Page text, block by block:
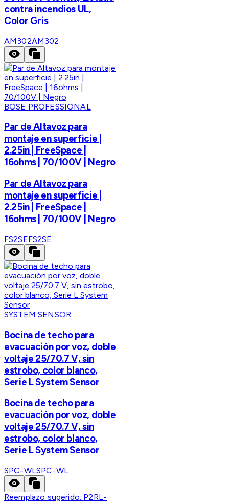
contra incendios UL,
Color Gris
AM302AM302
BOSE PROFESSIONAL
Par de Altavoz para
montaje en superficie |
2.25in | FreeSpace |
16ohms | 70/100V | Negro
Par de Altavoz para
montaje en superficie |
2.25in | FreeSpace |
16ohms | 70/100V | Negro
FS2SEFS2SE
SYSTEM SENSOR
Bocina de techo para
evacuación por voz, doble
voltaje 25/70.7 V, sin
estrobo, color blanco,
Serie L System Sensor
Bocina de techo para
evacuación por voz, doble
voltaje 25/70.7 V, sin
estrobo, color blanco,
Serie L System Sensor
SPC-WLSPC-WL
Reemplazo sugerido: P2RL-